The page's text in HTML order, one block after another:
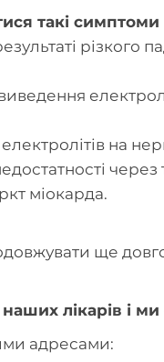
такі симптоми
різкого
на
міокарда.
ще
лікарів і
адресами: